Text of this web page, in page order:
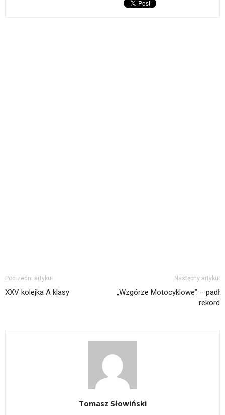
Poprzedni artykuł
XXV kolejka A klasy
Następny artykuł
„Wzgórze Motocyklowe” – padł
rekord
Tomasz Słowiński